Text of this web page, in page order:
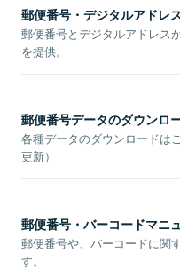
郵便番号・デジタルアドレ
郵便番号とデジタルアドレス
を提供。
郵便番号データのダウンロ
各種データのダウンロードは
更新）
郵便番号・バーコードマニ
郵便番号や、バーコードに関
す。